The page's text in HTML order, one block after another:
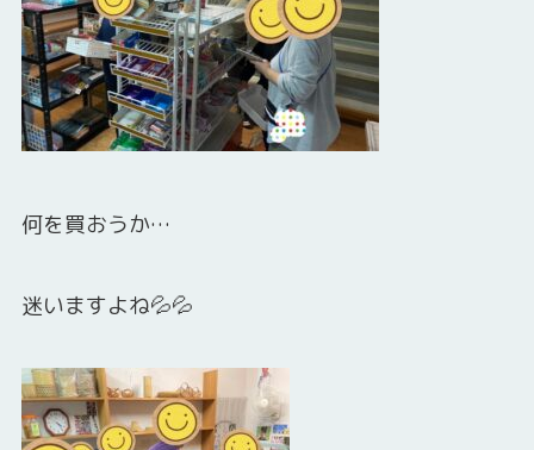
何を買おうか…
迷いますよね💦💦